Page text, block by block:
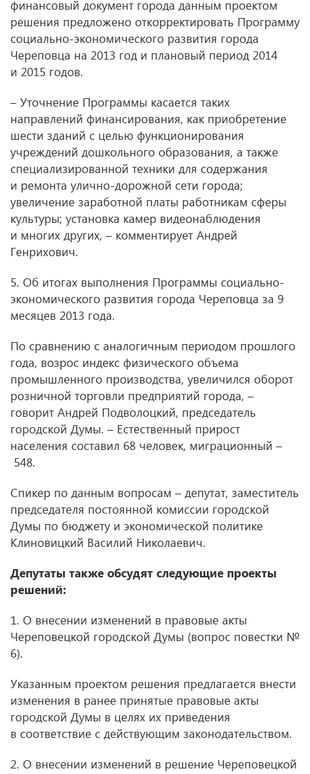
финансовый документ города данным проектом
решения предложено откорректировать Программу
социально-экономического развития города
Череповца на 2013 год и плановый период 2014
и 2015 годов.
– Уточнение Программы касается таких
направлений финансирования, как приобретение
шести зданий с целью функционирования
учреждений дошкольного образования, а также
специализированной техники для содержания
и ремонта улично-дорожной сети города;
увеличение заработной платы работникам сферы
культуры; установка камер видеонаблюдения
и многих других, – комментирует Андрей
Генрихович.
5. Об итогах выполнения Программы социально-
экономического развития города Череповца за 9
месяцев 2013 года.
По сравнению с аналогичным периодом прошлого
года, возрос индекс физического объема
промышленного производства, увеличился оборот
розничной торговли предприятий города, –
говорит Андрей Подволоцкий, председатель
городской Думы. – Естественный прирост
населения составил 68 человек, миграционный –
548.
Спикер по данным вопросам – депутат, заместитель
председателя постоянной комиссии городской
Думы по бюджету и экономической политике
Клиновицкий Василий Николаевич.
Депутаты также обсудят следующие проекты
решений:
1. О внесении изменений в правовые акты
Череповецкой городской Думы (вопрос повестки №
6).
Указанным проектом решения предлагается внести
изменения в ранее принятые правовые акты
городской Думы в целях их приведения
в соответствие с действующим законодательством.
2. О внесении изменений в решение Череповецкой